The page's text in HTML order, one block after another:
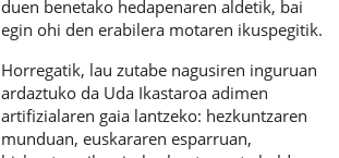
duen benetako hedapenaren aldetik, bai
egin ohi den erabilera motaren ikuspegitik.
Horregatik, lau zutabe nagusiren inguruan
ardaztuko da Uda Ikastaroa adimen
artifizialaren gaia lantzeko: hezkuntzaren
munduan, euskararen esparruan,